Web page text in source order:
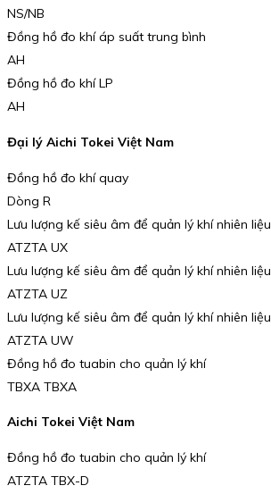
NS/NB
Đồng hồ đo khí áp suất trung bình
AH
Đồng hồ đo khí LP
AH
Đại lý Aichi Tokei Việt Nam
Đồng hồ đo khí quay
Dòng R
Lưu lượng kế siêu âm để quản lý khí nhiên liệu
ATZTA UX
Lưu lượng kế siêu âm để quản lý khí nhiên liệu
ATZTA UZ
Lưu lượng kế siêu âm để quản lý khí nhiên liệu
ATZTA UW
Đồng hồ đo tuabin cho quản lý khí
TBXA TBXA
Aichi Tokei Việt Nam
Đồng hồ đo tuabin cho quản lý khí
ATZTA TBX-D